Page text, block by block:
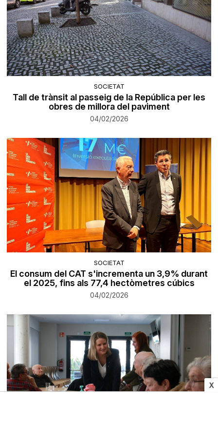
X
SOCIETAT
Tall de trànsit al passeig de la República per les
obres de millora del paviment
04/02/2026
SOCIETAT
El consum del CAT s'incrementa un 3,9% durant
el 2025, fins als 77,4 hectòmetres cúbics
04/02/2026